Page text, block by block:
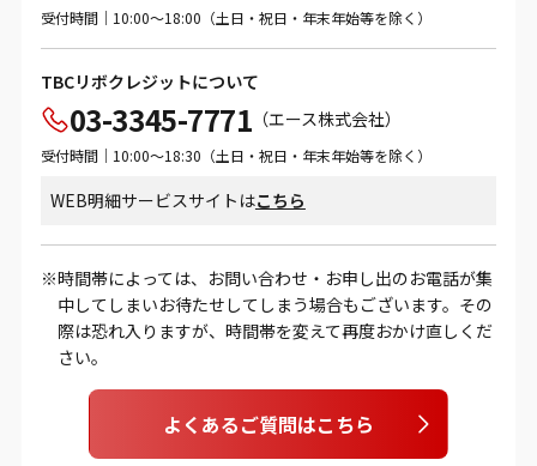
受付時間｜10:00～18:00（土日・祝日・年末年始等を除く）
TBCリボクレジットについて
03-3345-7771 （エース株式会社）
受付時間｜10:00～18:30（土日・祝日・年末年始等を除く）
WEB明細サービスサイトはこちら
時間帯によっては、お問い合わせ・お申し出のお電話が集
中してしまいお待たせしてしまう場合もございます。その
際は恐れ入りますが、時間帯を変えて再度おかけ直しくだ
さい。
よくあるご質問はこちら